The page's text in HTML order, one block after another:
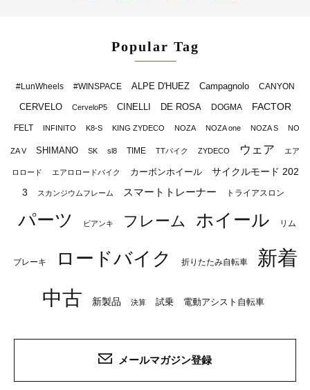
Popular Tag
#LunWheels #WINSPACE ALPE D'HUEZ Campagnolo CANYON
CERVELO CerveloP5 CINELLI DE ROSA DOGMA FACTOR
FELT INFINITO K8-S KING ZYDECO NOZA NOZA one NOZA S NO
ZA V SHIMANO SK sl8 TIME TTバイク ZYDECO ウェア エア
ロロード エアロロードバイク カーボンホイール
サイクルモード 202
3
スカンジウムフレーム スマートトレーナー トライアスロン
パーツ ビアンキ フレーム ホイール リム
ブレーキ ロードバイク 折りたたみ自転車
新着
中古
新製品 決算 試乗 電動アシスト自転車
メールマガジン登録